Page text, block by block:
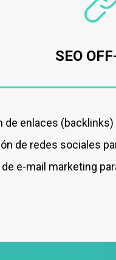
SEO
de enlaces
de redes sociales
e-mail marketing